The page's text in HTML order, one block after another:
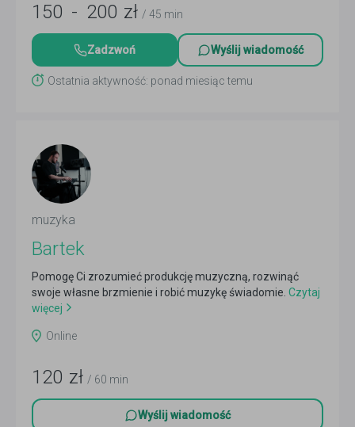
150 - 200 zł / 45 min
Zadzwoń Wyślij wiadomość
Ostatnia aktywność: ponad miesiąc temu
muzyka
Bartek
Pomogę Ci zrozumieć produkcję muzyczną, rozwinąć
swoje własne brzmienie i robić muzykę świadomie. Czytaj
więcej
Online
120 zł / 60 min
Wyślij wiadomość